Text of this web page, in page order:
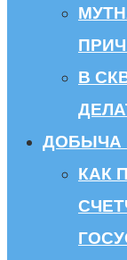
В
ДОБЫЧА
КАК